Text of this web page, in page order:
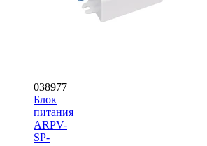
038977
Блок
питания
ARPV-
SP-